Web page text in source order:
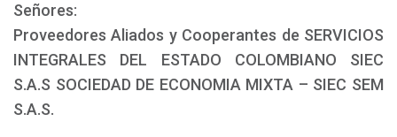
Señores:
Proveedores Aliados y Cooperantes de SERVICIOS
INTEGRALES DEL ESTADO COLOMBIANO SIEC
S.A.S SOCIEDAD DE ECONOMIA MIXTA – SIEC SEM
S.A.S.